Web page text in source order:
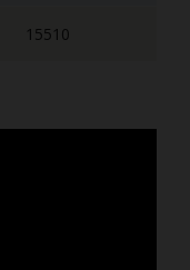
15510